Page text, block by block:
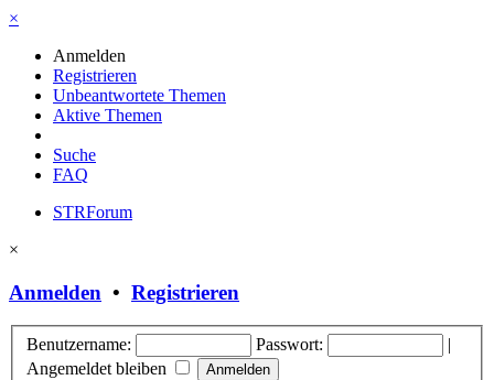
×
Anmelden
Registrieren
Unbeantwortete Themen
Aktive Themen
Suche
FAQ
STRForum
×
Anmelden • Registrieren
Benutzername: Passwort:
|
Angemeldet bleiben